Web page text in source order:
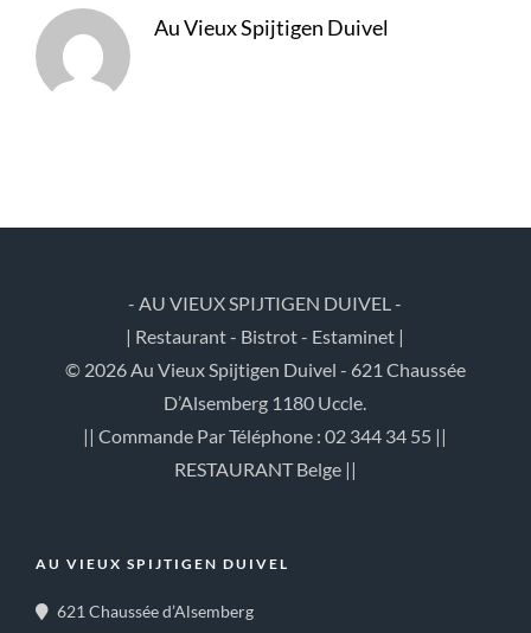
Au Vieux Spijtigen Duivel
- AU VIEUX SPIJTIGEN DUIVEL -
| Restaurant - Bistrot - Estaminet |
© 2026 Au Vieux Spijtigen Duivel - 621 Chaussée
D’Alsemberg 1180 Uccle.
|| Commande Par Téléphone : 02 344 34 55 ||
RESTAURANT Belge ||
AU VIEUX SPIJTIGEN DUIVEL
621 Chaussée d’Alsemberg